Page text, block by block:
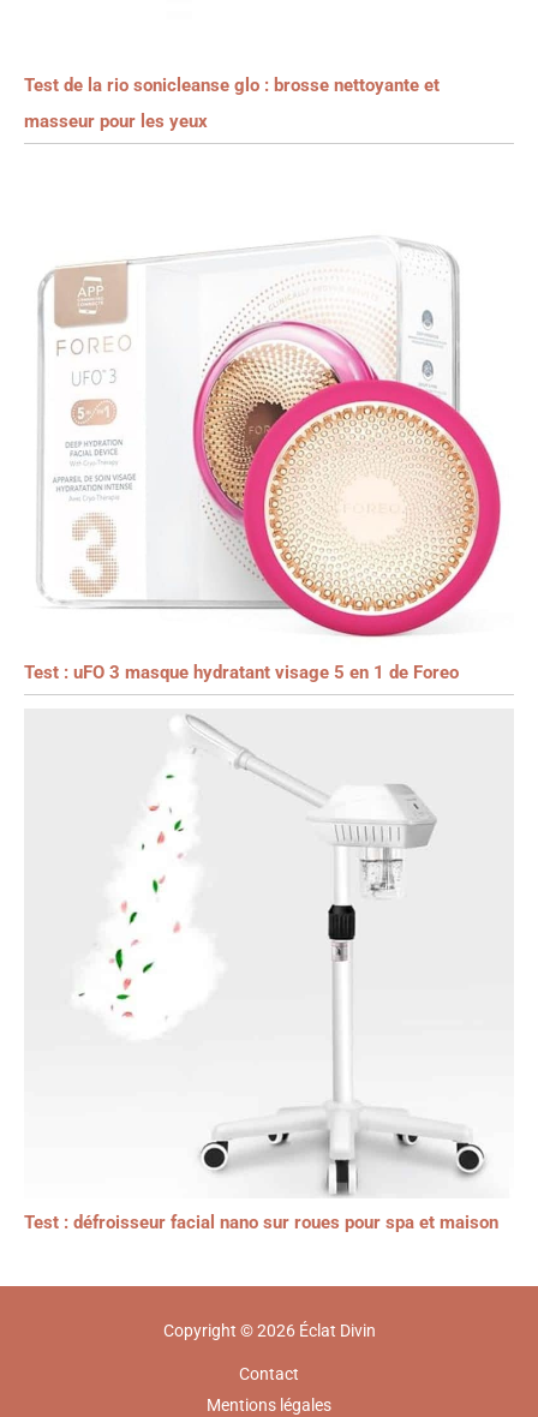
Test de la rio sonicleanse glo : brosse nettoyante et
masseur pour les yeux
Test : uFO 3 masque hydratant visage 5 en 1 de Foreo
Test : défroisseur facial nano sur roues pour spa et maison
Copyright © 2026 Éclat Divin
Contact
Mentions légales